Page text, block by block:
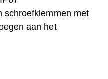
schroefklemmen met
aan het